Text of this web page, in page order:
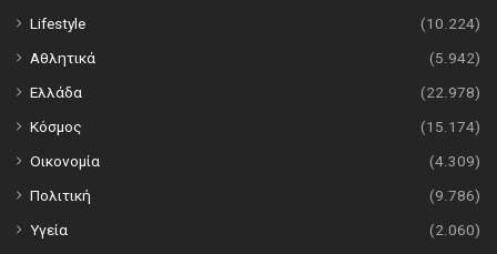
Lifestyle
(10.224)
Αθλητικά
(5.942)
Ελλάδα
(22.978)
Κόσμος
(15.174)
Οικονομία
(4.309)
Πολιτική
(9.786)
Υγεία
(2.060)